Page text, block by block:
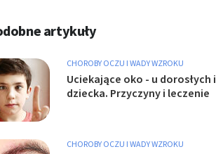
artykuły
CHOROBY OCZU I WADY WZROKU
Uciekające oko - u dorosłych i
dziecka. Przyczyny i leczenie
CHOROBY OCZU I WADY WZROKU